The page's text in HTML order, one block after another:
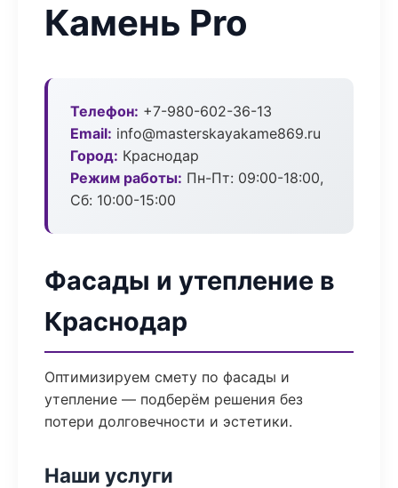
Камень Pro
Телефон: +7-980-602-36-13
Email: info@masterskayakame869.ru
Город: Краснодар
Режим работы: Пн-Пт: 09:00-18:00,
Сб: 10:00-15:00
Фасады и утепление в
Краснодар
Оптимизируем смету по фасады и
утепление — подберём решения без
потери долговечности и эстетики.
Наши услуги